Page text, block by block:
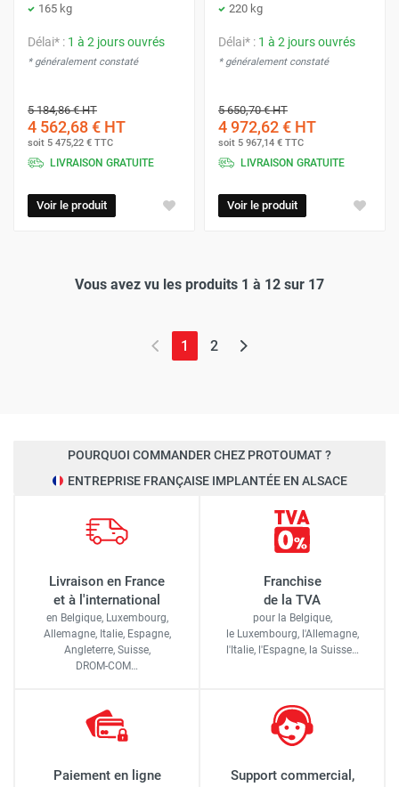
165 kg
Délai* : 1 à 2 jours ouvrés
* généralement constaté
5 184,86 €HT
4 562,68 € HT
soit 5 475,22 € TTC
LIVRAISON GRATUITE
Voir le produit
220 kg
Délai* : 1 à 2 jours ouvrés
* généralement constaté
5 650,70 €HT
4 972,62 € HT
soit 5 967,14 € TTC
LIVRAISON GRATUITE
Voir le produit
Vous avez vu les produits 1 à 12 sur 17
1 (page actuelle)
2
POURQUOI COMMANDER CHEZ PROTOUMAT ?
ENTREPRISE FRANÇAISE IMPLANTÉE EN ALSACE
Livraison en France
et à l'international
en Belgique, Luxembourg,
Allemagne, Italie, Espagne,
Angleterre, Suisse,
DROM-COM…
Franchise
de la TVA
pour la Belgique,
le Luxembourg, l'Allemagne,
l'Italie, l'Espagne, la Suisse…
Paiement en ligne
Support commercial,